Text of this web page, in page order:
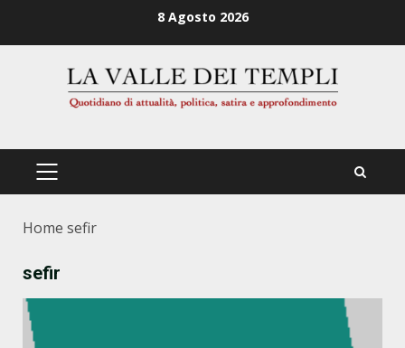
8 Agosto 2026
PRIMÄRES
Home sefir
sefir